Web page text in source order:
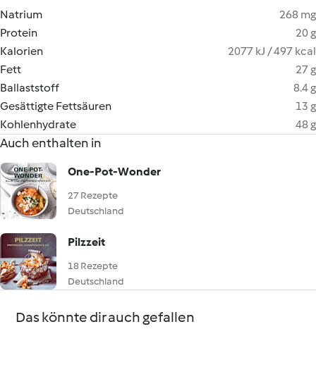
Natrium
268 mg
Protein
20 g
Kalorien
2077 kJ / 497 kcal
Fett
27 g
Ballaststoff
8.4 g
Gesättigte Fettsäuren
13 g
Kohlenhydrate
48 g
Auch enthalten in
One-Pot-Wonder
27 Rezepte
Deutschland
Pilzzeit
18 Rezepte
Deutschland
Das könnte dir auch gefallen